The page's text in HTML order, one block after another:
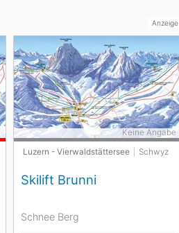
Anzeige
Luzern - Vierwaldstättersee Schwyz
Skilift Brunni
Keine Angabe
Schnee Berg